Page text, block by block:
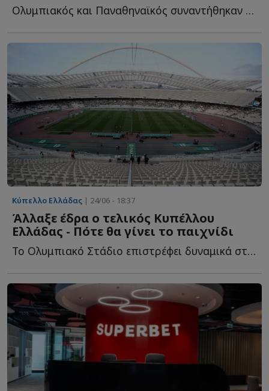
Ολυμπιακός και Παναθηναϊκός συναντήθηκαν στο ουδέτερο γ...
Κύπελλο Ελλάδας | 24/06 - 18:37
Άλλαξε έδρα ο τελικός Κυπέλλου
Ελλάδας - Πότε θα γίνει το παιχνίδι
Το Ολυμπιακό Στάδιο επιστρέφει δυναμικά στο προσκήνιο ω...